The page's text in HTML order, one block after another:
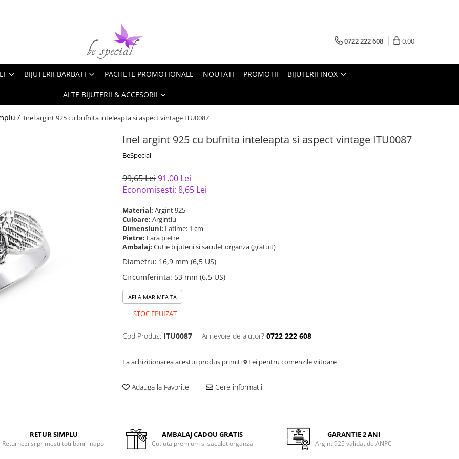
0722 222 608 0,00
BIJUTERII BARBATI PACHETE PROMOTIONALE NOUTATI PROMOTII BIJUTERII INOX
ALTE BIJUTERII & ACCESORII
/ Inel argint 925 cu bufnita inteleapta si aspect vintage ITU0087
Inel argint 925 cu bufnita inteleapta si aspect vintage ITU0087
BeSpecial
99,65 Lei91,00 Lei
Economisesti: 8,65 Lei
Material: Argint 925
Culoare: Argintiu
Dimensiuni: Latime: 1 cm
Pietre: Fara pietre
Ambalaj: Cutie bijuterii si saculet organza (gratuit)
Diametru: 16,9 mm (6,5 US)
Circumferinta: 53 mm (6,5 US)
AFLA MARIMEA TA
STOC EPUIZAT
Cod Produs: ITU0087 Ai nevoie de ajutor? 0722 222 608
La achizitionarea acestui produs primiti9 Lei pentru comenzile viitoare
Adauga la Favorite Cere informatii
RETUR SIMPLU
Returnezi si primesti toti banii inapoi
AMBALAJ CADOU GRATIS
Cutiuta premium si saculet organza
GARANTIE 2 ANI
Argint 925 validat de ANPC